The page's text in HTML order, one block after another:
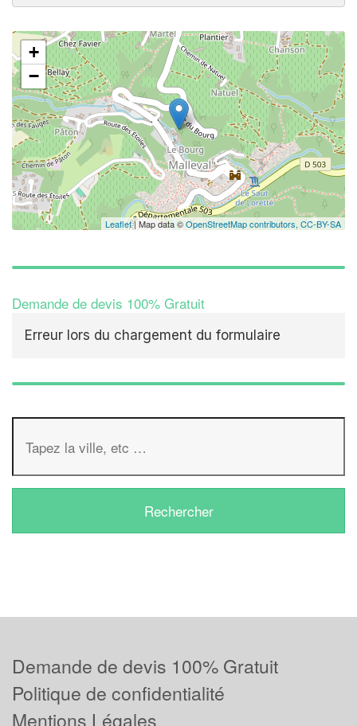
+
−
Leaflet| Map data ©OpenStreetMap contributors, CC-BY-SA
Demande de devis 100% Gratuit
Erreur lors du chargement du formulaire
Demande de devis 100% Gratuit
Politique de confidentialité
Mentions Légales